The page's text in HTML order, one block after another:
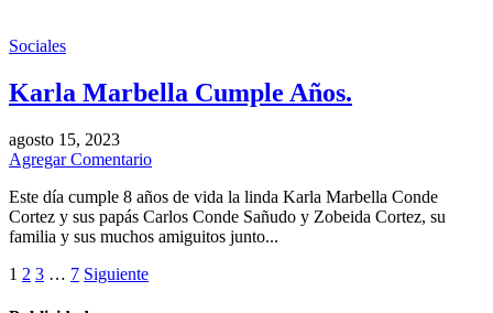
Sociales
Karla Marbella Cumple Años.
agosto 15, 2023
Agregar Comentario
Este día cumple 8 años de vida la linda Karla Marbella Conde
Cortez y sus papás Carlos Conde Sañudo y Zobeida Cortez, su
familia y sus muchos amiguitos junto...
1 2 3 … 7 Siguiente